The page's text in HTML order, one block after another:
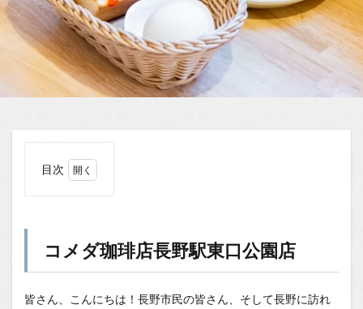
目次
長野
園店
コメダ珈琲店長野駅東口公園店
皆さん、こんにちは！長野市民の皆さん、そして長野に訪れ